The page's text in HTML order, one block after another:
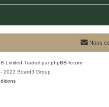
Nous
Limited Traduit parphpBB-fr.com
2023 Board3 Group